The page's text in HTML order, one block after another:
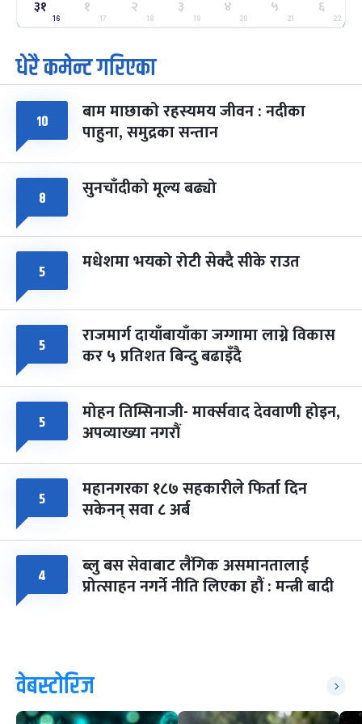
२५
मंगल
ग्याल्पो ल्होसार
फाल्गुन २५, २०८३ Mar 9, 2027
७ महिना बाँकी
७
आइत
पूर्णिमा व्रत
चैत्र ७, २०८३-Mar 21, 2027
८ फागुपूर्णिमा
चैत्र ८, २०८३-Mar 22, 2027
७ महिना बाँकी
३१
16
१
17
२
18
३
19
४
20
५
21
६
22
धेरै कमेन्ट गरिएका
१० बाम माछाको रहस्यमय जीवन : नदीका
पाहुना, समुद्रका सन्तान
८ सुनचाँदीको मूल्य बढ्यो
५ मधेशमा भयको रोटी सेक्दै सीके राउत
५ राजमार्ग दायाँबायाँका जग्गामा लाग्ने विकास
कर ५ प्रतिशत बिन्दु बढाइँदै
५ मोहन तिम्सिनाजी- मार्क्सवाद देववाणी होइन,
अपव्याख्या नगरौं
५ महानगरका १८७ सहकारीले फिर्ता दिन
सकेनन् सवा ८ अर्ब
४ ब्लु बस सेवाबाट लैंगिक असमानतालाई
प्रोत्साहन नगर्ने नीति लिएका हौं : मन्त्री बादी
वेबस्टोरिज